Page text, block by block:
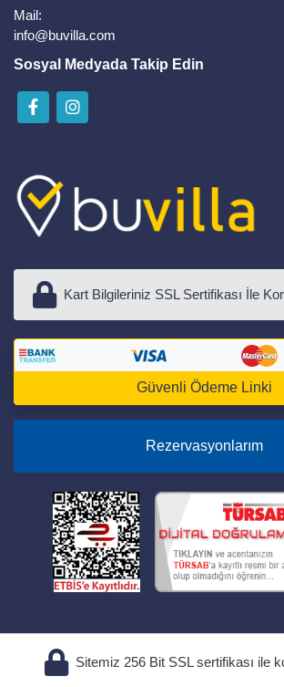
Mail:
info@buvilla.com
Sosyal Medyada Takip Edin
Kart Bilgileriniz SSL Sertifikası İle
Güvenli Ödeme Linki
Rezervasyonlarım
Sitemiz 256 Bit SSL sertifikası ile